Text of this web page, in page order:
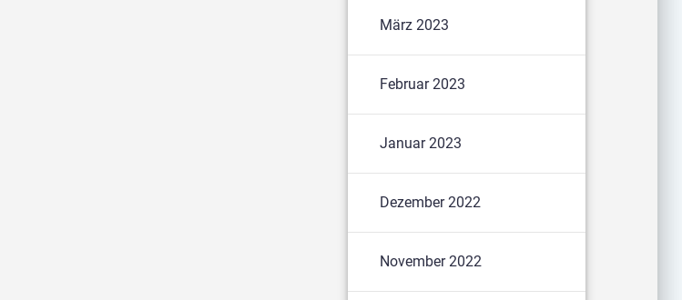
März 2023
Februar 2023
Januar 2023
Dezember 2022
November 2022